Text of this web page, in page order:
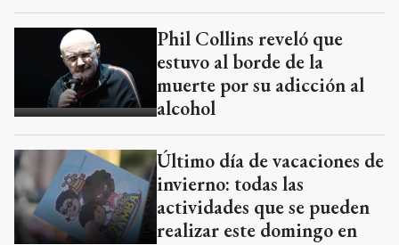
Phil Collins reveló que
estuvo al borde de la
muerte por su adicción al
alcohol
Último día de vacaciones de
invierno: todas las
actividades que se pueden
realizar este domingo en